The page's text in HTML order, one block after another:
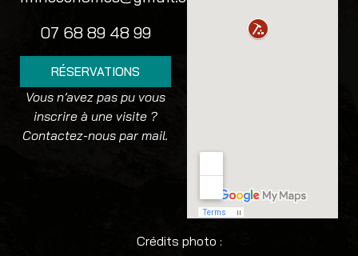
07 68 89 48 99
RÉSERVATIONS
Vous n’avez pas pu vous
inscrire à une visite ?
Contactez-nous par mail.
Crédits photo :